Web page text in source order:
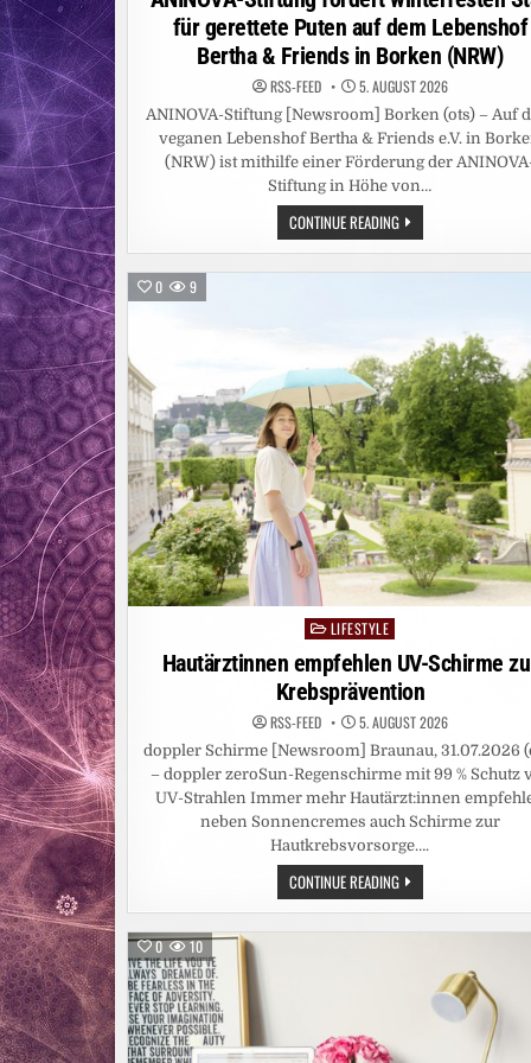
für gerettete Puten auf dem Lebenshof
Bertha & Friends in Borken (NRW)
RSS-FEED 5. AUGUST 2026
ANINOVA-Stiftung [Newsroom] Borken (ots) – Auf
veganen Lebenshof Bertha & Friends e.V. in
(NRW) ist mithilfe einer Förderung der
Stiftung in Höhe von…
CONTINUE READINGANINOVA-
STIFTUNG
FÖRDERT
DEM
LEBENSHOF
BERTHA
&
FRIENDS
IN
BORKEN
(NRW)
0 9
PostedLIFESTYLE
Hautärztinnen empfehlen UV-Schirme
Krebsprävention
RSS-FEED 5. AUGUST 2026
doppler Schirme [Newsroom] Braunau, 31.07.2026
– doppler zeroSun-Regenschirme mit 99 % Schutz
UV-Strahlen Immer mehr Hautärzt:innen
neben Sonnencremes auch Schirme zur
Hautkrebsvorsorge….
CONTINUE READINGHAUTÄRZTINNEN
EMPFEHLEN
UV-
0 10